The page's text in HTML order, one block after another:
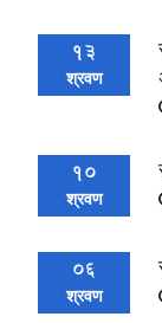
13
श्रवण
10
श्रवण
06
श्रवण